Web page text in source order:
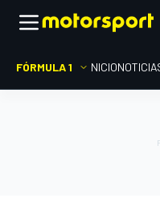
FÓRMULA 1 INICIO